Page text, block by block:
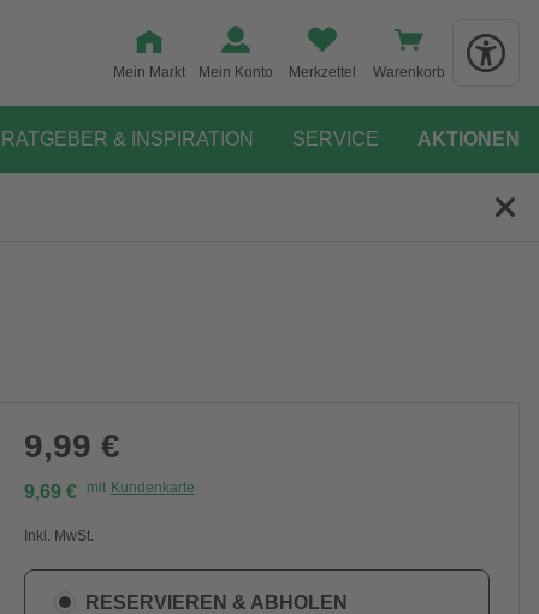
Mein Markt Mein Konto Merkzettel Warenkorb
RATGEBER & INSPIRATION SERVICE AKTIONEN
9,99 €
9,69 € mit Kundenkarte
Inkl. MwSt.
RESERVIEREN & ABHOLEN